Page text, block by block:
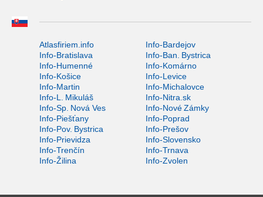
Atlasfiriem.info
Info-Bardejov
Info-Bratislava
Info-Ban. Bystrica
Info-Humenné
Info-Komárno
Info-Košice
Info-Levice
Info-Martin
Info-Michalovce
Info-L. Mikuláš
Info-Nitra.sk
Info-Sp. Nová Ves
Info-Nové Zámky
Info-Piešťany
Info-Poprad
Info-Pov. Bystrica
Info-Prešov
Info-Prievidza
Info-Slovensko
Info-Trenčín
Info-Trnava
Info-Žilina
Info-Zvolen